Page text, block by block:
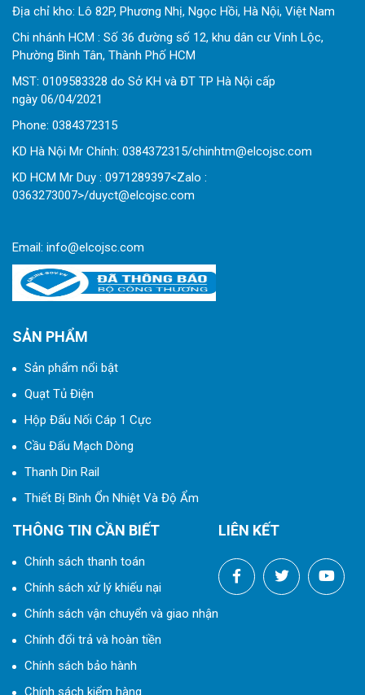
Địa chỉ kho: Lô 82P, Phương Nhị, Ngọc Hồi, Hà Nội, Việt Nam
Chi nhánh HCM : Số 36 đường số 12, khu dân cư Vinh Lộc,
Phường Bình Tân, Thành Phố HCM
MST: 0109583328 do Sở KH và ĐT TP Hà Nội cấp
ngày 06/04/2021
Phone: 0384372315
KD Hà Nội Mr Chính: 0384372315/chinhtm@elcojsc.com
KD HCM Mr Duy : 0971289397<Zalo :
0363273007>/duyct@elcojsc.com
Email: info@elcojsc.com
SẢN PHẨM
Sản phẩm nổi bật
Quạt Tủ Điện
Hộp Đấu Nối Cáp 1 Cực
Cầu Đấu Mạch Dòng
Thanh Din Rail
Thiết Bị Bình Ổn Nhiệt Và Độ Ẩm
THÔNG TIN CẦN BIẾT
Chính sách thanh toán
Chính sách xử lý khiếu nại
Chính sách vận chuyển và giao nhận
Chính đổi trả và hoàn tiền
Chính sách bảo hành
LIÊN KẾT